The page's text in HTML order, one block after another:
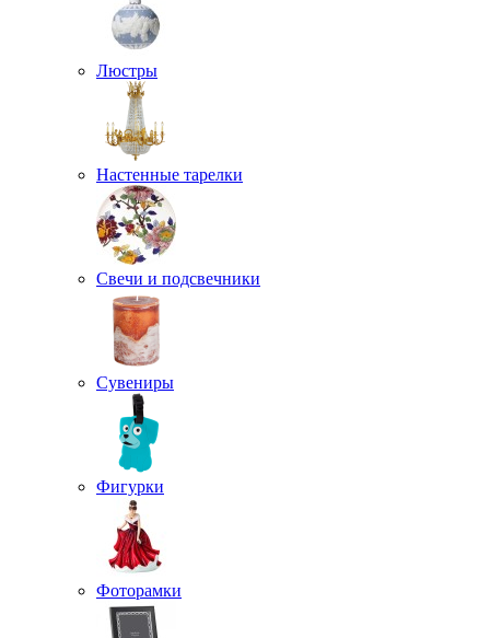
Люстры
Настенные тарелки
Свечи и подсвечники
Сувениры
Фигурки
Фоторамки